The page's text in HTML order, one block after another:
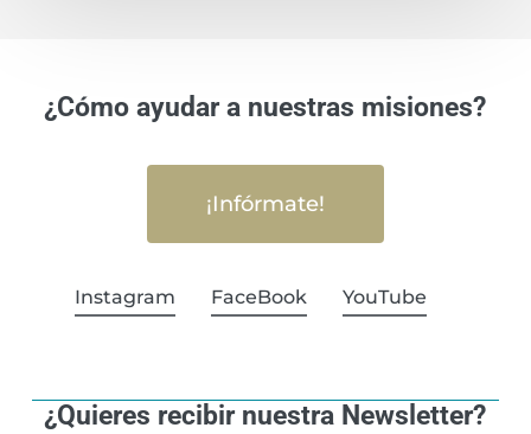
¿Cómo ayudar a nuestras misiones?
¡Infórmate!
Instagram FaceBook YouTube
¿Quieres recibir nuestra Newsletter?